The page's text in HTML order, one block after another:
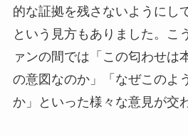
的な証拠を残さないようにし
という見方もありました。こ
ァンの間では「この匂わせは
の意図なのか」「なぜこのよ
か」といった様々な意見が交